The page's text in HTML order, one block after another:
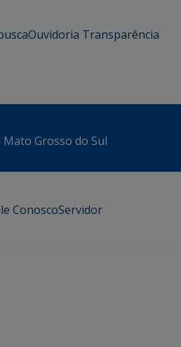
Ouvidoria Transparência
Mato Grosso do Sul
ConoscoServidor